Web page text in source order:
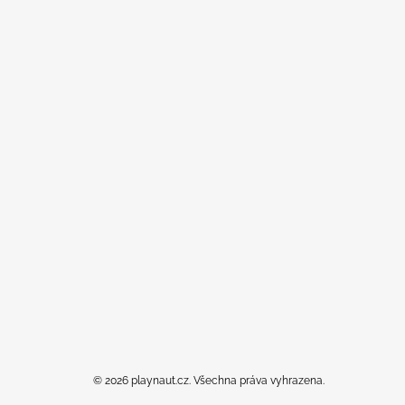
© 2026 playnaut.cz. Všechna práva vyhrazena.